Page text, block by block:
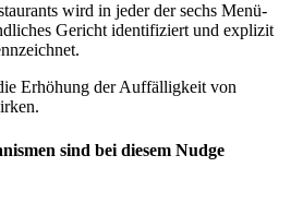
wird in jeder der sechs Menü-
Gericht identifiziert und explizit
Erhöhung der Auffälligkeit von
sind bei diesem Nudge